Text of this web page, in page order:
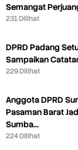
Semangat
231 Dilihat
DPRD Padang
Sampaikan
229 Dilihat
Anggota DPRD
Pasaman Barat
Sumba…
224 Dilihat